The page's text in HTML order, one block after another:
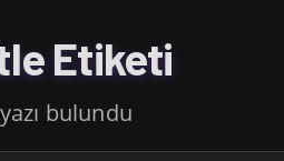
Etiketi
bulundu